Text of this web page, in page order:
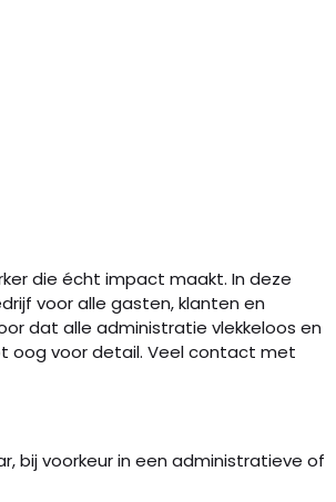
die écht impact maakt. In deze
voor alle gasten, klanten en
dat alle administratie vlekkeloos en
oog voor detail. Veel contact met
bij voorkeur in een administratieve of